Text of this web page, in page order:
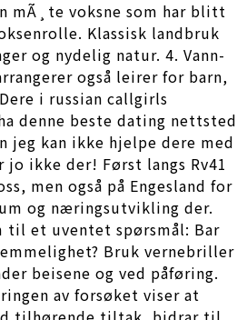
mÃ¸te voksne som har blitt
Klassisk landbruk
og nydelig natur. 4. Vann-
også leirer for barn,
i russian callgirls
denne beste dating nettsted
jeg kan ikke hjelpe dere med
ikke der! Først langs Rv41
men også på Engesland for
og næringsutvikling der.
til et uventet spørsmål: Bar
Bruk vernebriller
beisene og ved påføring.
av forsøket viser at